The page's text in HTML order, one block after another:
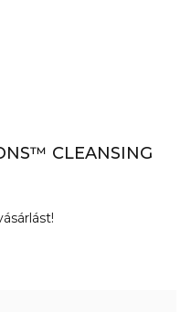
CLEANSING